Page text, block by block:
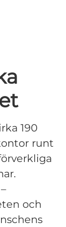
190
runt
och